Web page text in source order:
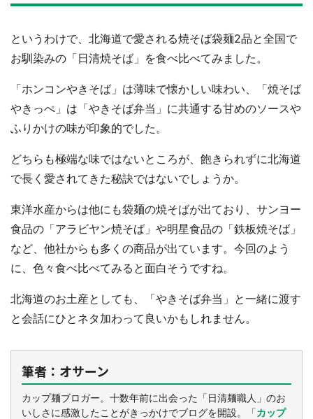
というわけで、北海道で愛される焼そば袋麺2品と全国で
お馴染みの「日清焼そば」を食べ比べてみました。
「ホンコンやきそば」は薄味で懐かしい味わい、「焼そば
やきっぺ」は「やきそば弁当」に共通する甘めのソースや
ふりかけの味が印象的でした。
どちらも極端な味ではないところが、飽きられずに北海道
で長く愛されてきた秘訣ではないでしょうか。
東洋水産からは他にも袋麺の焼そばが出ており、サンヨー
食品の「アラビヤン焼そば」や明星食品の「鉄板焼そば」
など、他社からも多くの商品が出ています。今回のよう
に、色々食べ比べてみると面白そうですね。
北海道のお土産としても、「やきそば弁当」と一緒に渡す
と会話にひとネタ加わって良いかもしれません。
筆者：オサーン
カップ麺ブロガー。十数年前に出会った「日清麺職人」のお
いしさに感激したことがきっかけでブログを開設。「カップ